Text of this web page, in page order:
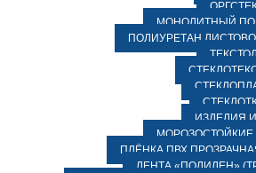
МОНОЛИТНЫЙ
ПОЛИУРЕТАН
ИЗДЕЛИЯ
МОРОЗОСТОЙКИЕ
ПЛЁНКА ПВХ
ЛЕНТА «ПОЛИЛЕН»